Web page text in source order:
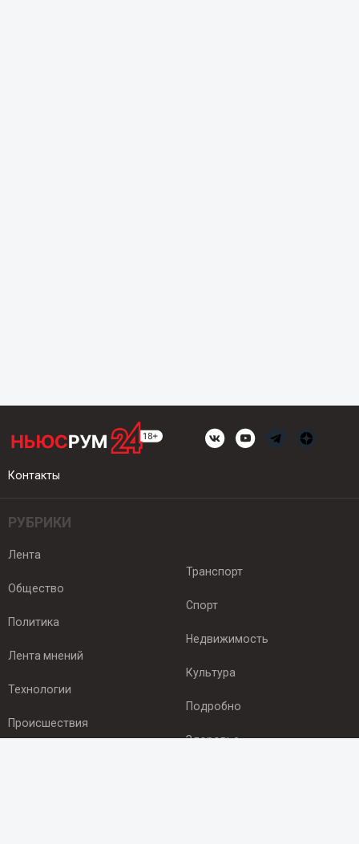
Контакты
РУБРИКИ
Лента
Общество
Политика
Лента мнений
Технологии
Происшествия
Транспорт
Спорт
Недвижимость
Культура
Подробно
Здоровье